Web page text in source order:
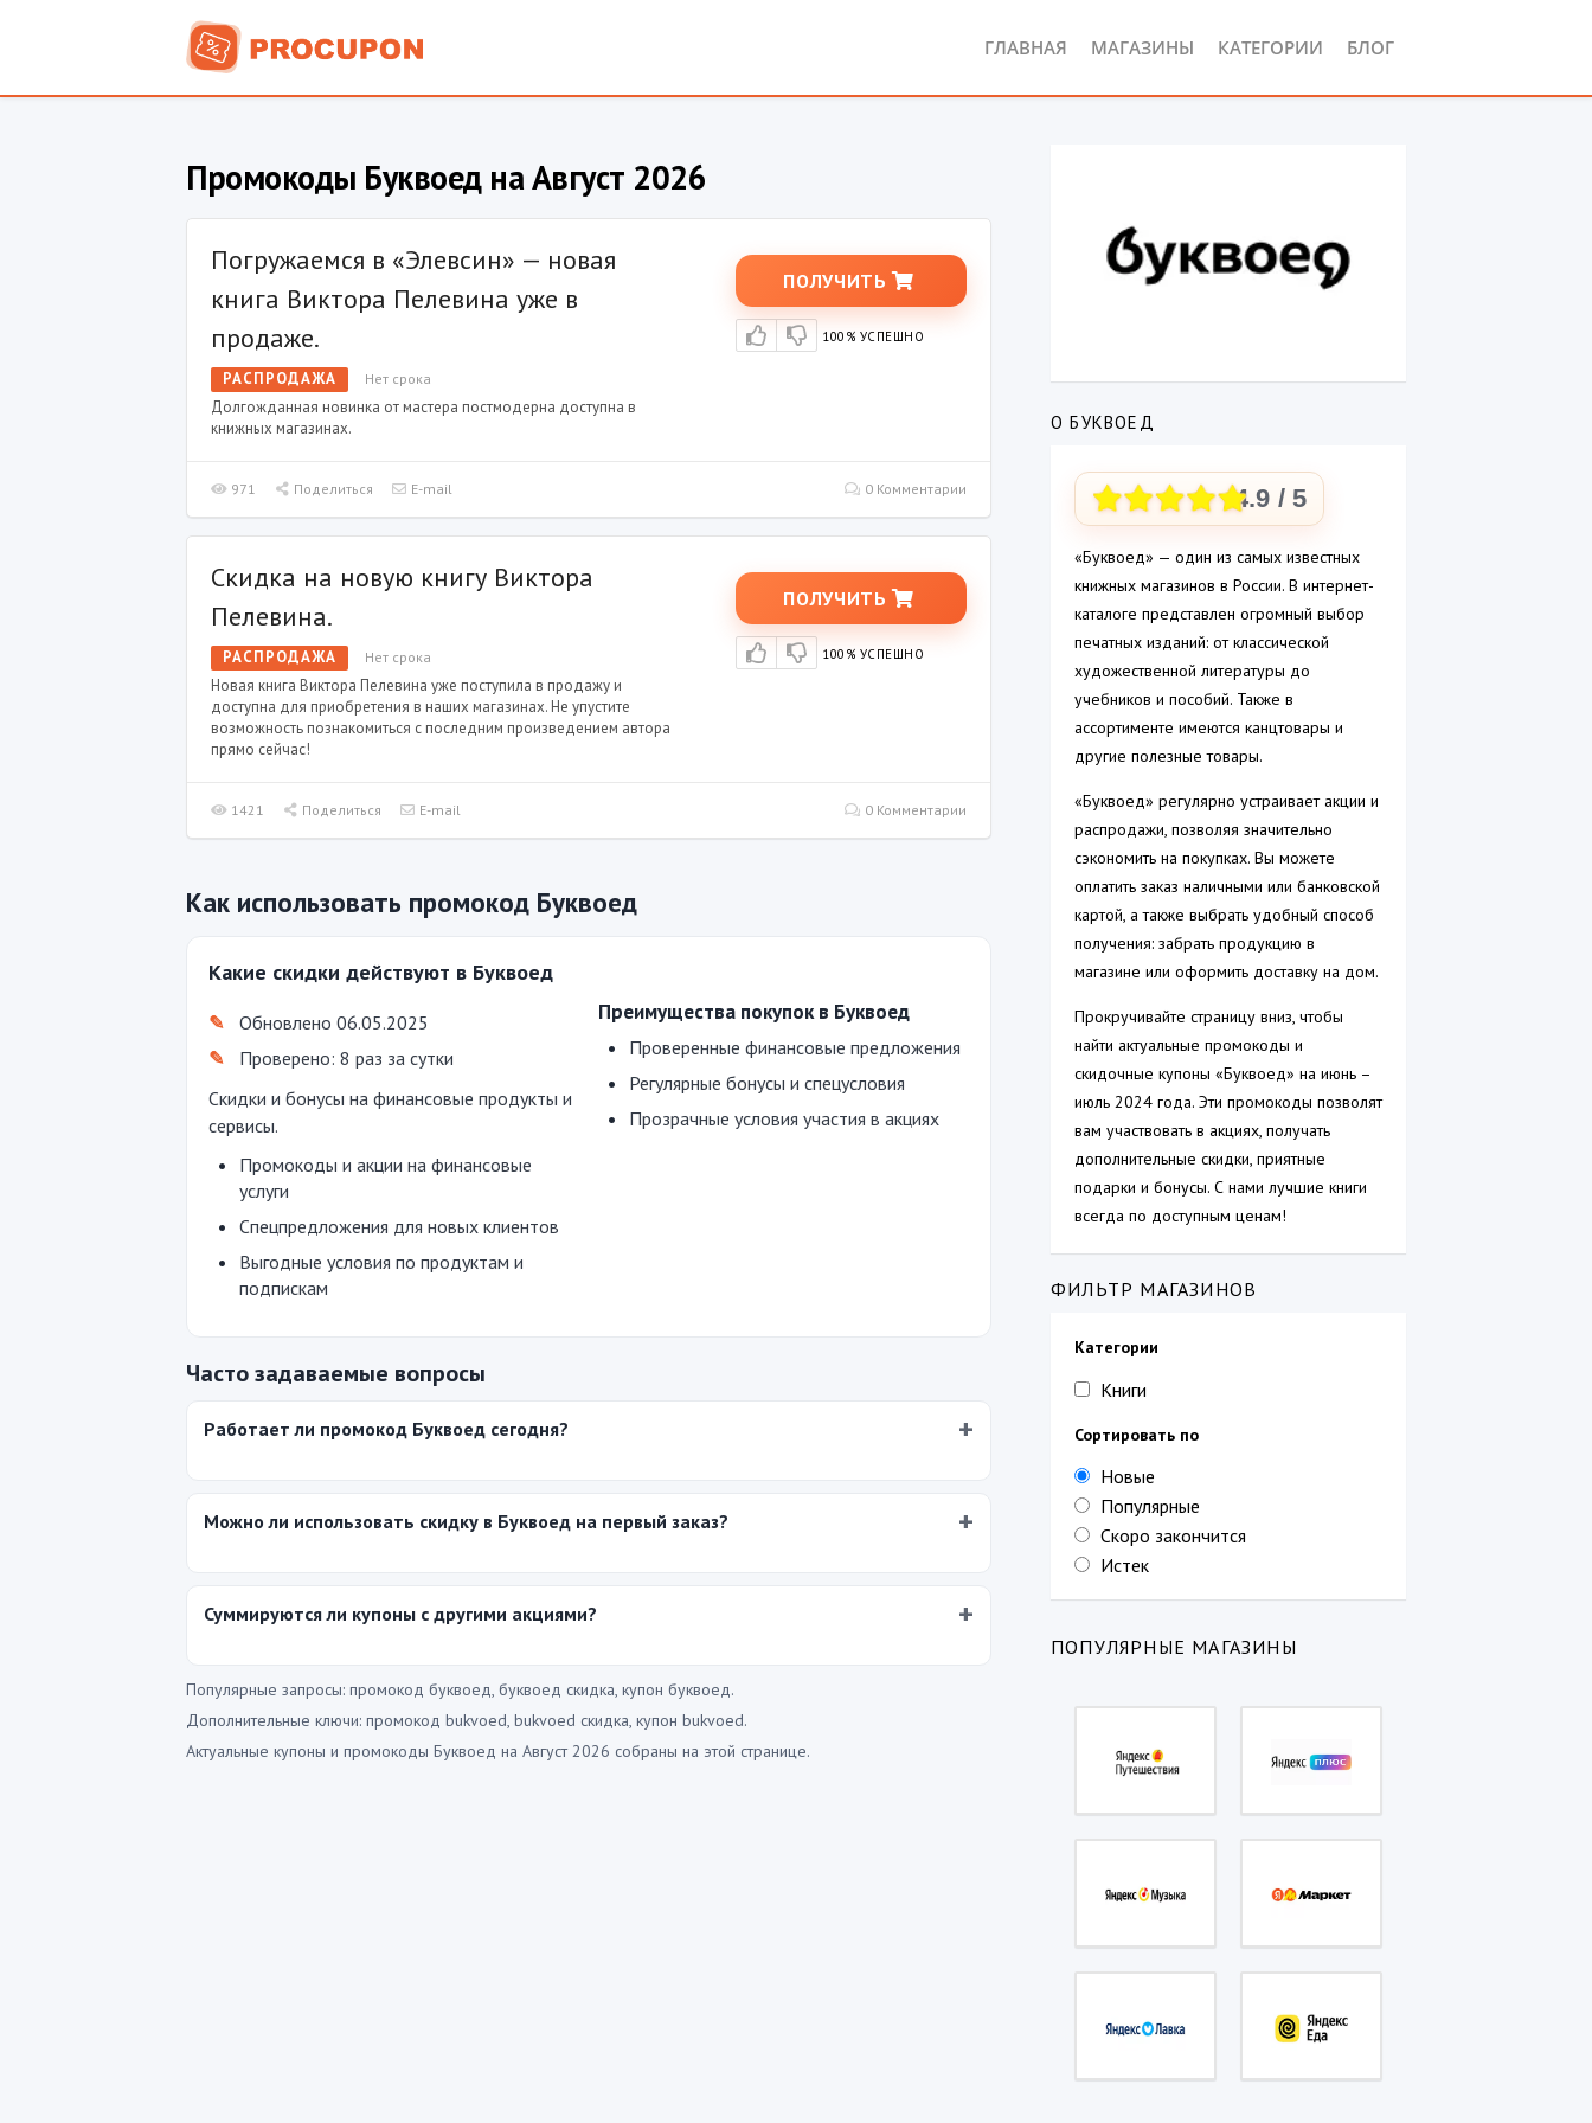
ГЛАВНАЯ МАГАЗИНЫ КАТЕГОРИИ БЛОГ
Промокоды Буквоед на Август 2026
Погружаемся в «Элевсин» — новая
книга Виктора Пелевина уже в
продаже.
РАСПРОДАЖА Нет срока
Долгожданная новинка от мастера постмодерна доступна в
книжных магазинах.
ПОЛУЧИТЬ
100% УСПЕШНО
971 Поделиться E-mail 0 Комментарии
Скидка на новую книгу Виктора
Пелевина.
РАСПРОДАЖА Нет срока
Новая книга Виктора Пелевина уже поступила в продажу и
доступна для приобретения в наших магазинах. Не упустите
возможность познакомиться с последним произведением автора
прямо сейчас!
ПОЛУЧИТЬ
100% УСПЕШНО
1421 Поделиться E-mail 0 Комментарии
Как использовать промокод Буквоед
Какие скидки действуют в Буквоед
Обновлено 06.05.2025
Проверено: 8 раз за сутки
Скидки и бонусы на финансовые продукты и
сервисы.
Промокоды и акции на финансовые
услуги
Спецпредложения для новых клиентов
Выгодные условия по продуктам и
подпискам
Преимущества покупок в Буквоед
Проверенные финансовые предложения
Регулярные бонусы и спецусловия
Прозрачные условия участия в акциях
Часто задаваемые вопросы
Работает ли промокод Буквоед сегодня?
Можно ли использовать скидку в Буквоед на первый заказ?
Суммируются ли купоны с другими акциями?
Популярные запросы: промокод буквоед, буквоед скидка, купон буквоед.
Дополнительные ключи: промокод bukvoed, bukvoed скидка, купон bukvoed.
Актуальные купоны и промокоды Буквоед на Август 2026 собраны на этой странице.
О БУКВОЕД
4.9 / 5
«Буквоед» — один из самых известных
книжных магазинов в России. В интернет-
каталоге представлен огромный выбор
печатных изданий: от классической
художественной литературы до
учебников и пособий. Также в
ассортименте имеются канцтовары и
другие полезные товары.
«Буквоед» регулярно устраивает акции и
распродажи, позволяя значительно
сэкономить на покупках. Вы можете
оплатить заказ наличными или банковской
картой, а также выбрать удобный способ
получения: забрать продукцию в
магазине или оформить доставку на дом.
Прокручивайте страницу вниз, чтобы
найти актуальные промокоды и
скидочные купоны «Буквоед» на июнь –
июль 2024 года. Эти промокоды позволят
вам участвовать в акциях, получать
дополнительные скидки, приятные
подарки и бонусы. С нами лучшие книги
всегда по доступным ценам!
ФИЛЬТР МАГАЗИНОВ
Категории
Книги
Сортировать по
Новые
Популярные
Скоро закончится
Истек
ПОПУЛЯРНЫЕ МАГАЗИНЫ